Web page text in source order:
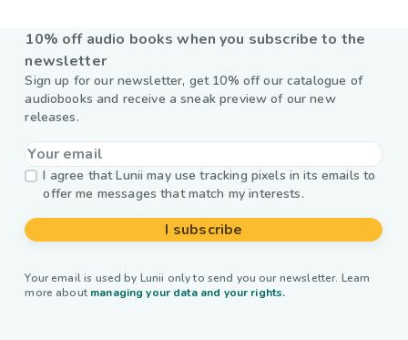
10% off audio books when you subscribe to the
newsletter
Sign up for our newsletter, get 10% off our catalogue of
audiobooks and receive a sneak preview of our new
releases.
I agree that Lunii may use tracking pixels in its emails to
offer me messages that match my interests.
I subscribe
Your email is used by Lunii only to send you our newsletter. Learn
more about managing your data and your rights.